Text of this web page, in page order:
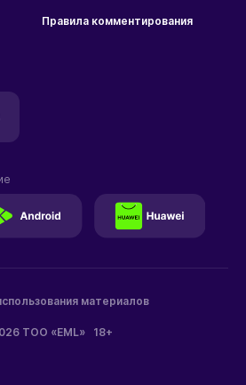
Правила комментирования
ТОО «EML» 18+
материалов